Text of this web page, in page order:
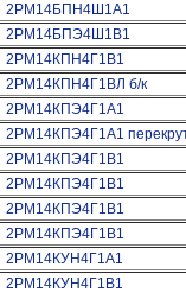
2РМ14БПН4Ш1А1
2РМ14БПЭ4Ш1В1
2РМ14КПН4Г1В1
2РМ14КПН4Г1ВЛ б/к
2РМ14КПЭ4Г1А1
2РМ14КПЭ4Г1А1
2РМ14КПЭ4Г1В1
2РМ14КПЭ4Г1В1
2РМ14КПЭ4Г1В1
2РМ14КПЭ4Г1В1
2РМ14КУН4Г1А1
2РМ14КУН4Г1В1